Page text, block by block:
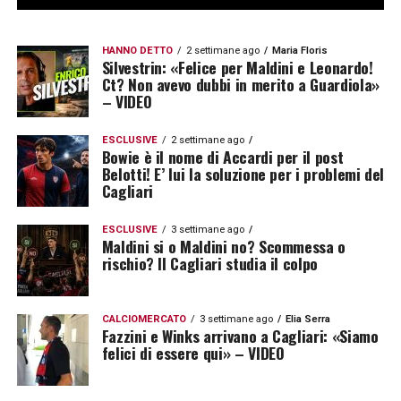
HANNO DETTO 2 settimane ago Maria Floris
Silvestrin: «Felice per Maldini e Leonardo!
Ct? Non avevo dubbi in merito a Guardiola»
– VIDEO
ESCLUSIVE 2 settimane ago
Bowie è il nome di Accardi per il post
Belotti! E’ lui la soluzione per i problemi del
Cagliari
ESCLUSIVE 3 settimane ago
Maldini si o Maldini no? Scommessa o
rischio? Il Cagliari studia il colpo
CALCIOMERCATO 3 settimane ago Elia Serra
Fazzini e Winks arrivano a Cagliari: «Siamo
felici di essere qui» – VIDEO